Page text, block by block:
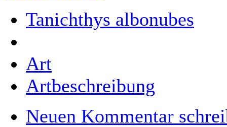
Tanichthys albonubes
Art
Artbeschreibung
Neuen Kommentar